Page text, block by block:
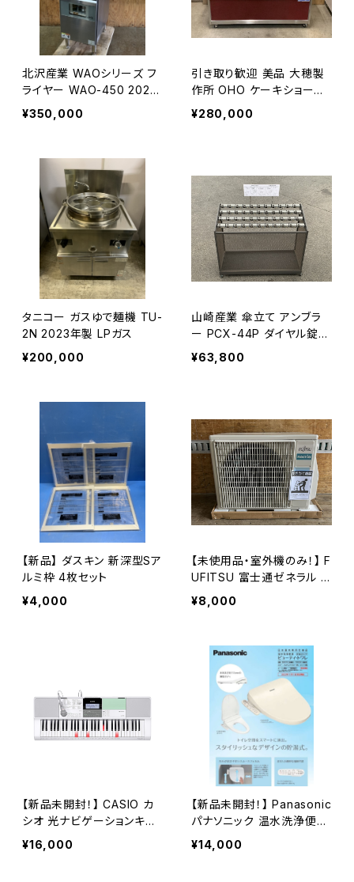
北沢産業 WAOシリーズ フ
ライヤー WAO-450 2020
年製
¥350,000
引き取り歓迎 美品 大穂製
作所 OHO ケーキショーケ
ース OHGP-SRAd-1200 2
022年製
¥280,000
タニコー ガスゆで麺機 TU-
2N 2023年製 LPガス
¥200,000
山崎産業 傘立て アンブラ
ー PCX-44P ダイヤル錠式
44本
¥63,800
【新品】 ダスキン 新深型Sア
ルミ枠 4枚セット
¥4,000
【未使用品・室外機のみ！】 F
UFITSU 富士通ゼネラル エ
アコン AO-D222M 2.2KW
6畳
¥8,000
【新品未開封！】 CASIO カ
シオ 光ナビゲーションキー
ボード LK-512 61鍵 200曲
内蔵 600音色 録音機能
¥16,000
【新品未開封！】 Panasonic
パナソニック 温水洗浄便座
CH951SPF ビューティ・ト
ワレ 貯湯式 暖房便座 パス
¥14,000